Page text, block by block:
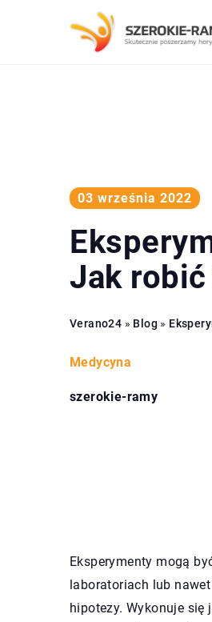
03 września 2022
Jak
Verano24 » Blog »
Medycyna
szerokie-ramy
Eksperymenty mogą
laboratoriach lub
hipotezy. Wykonuje